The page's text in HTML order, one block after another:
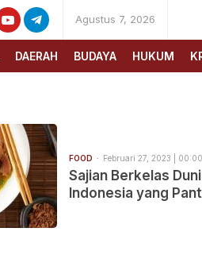
Agustus 7, 2026
DAERAH BUDAYA HUKUM
FOOD Februari 27, 2023 | 00:00
Sajian Berkelas
Indonesia yang